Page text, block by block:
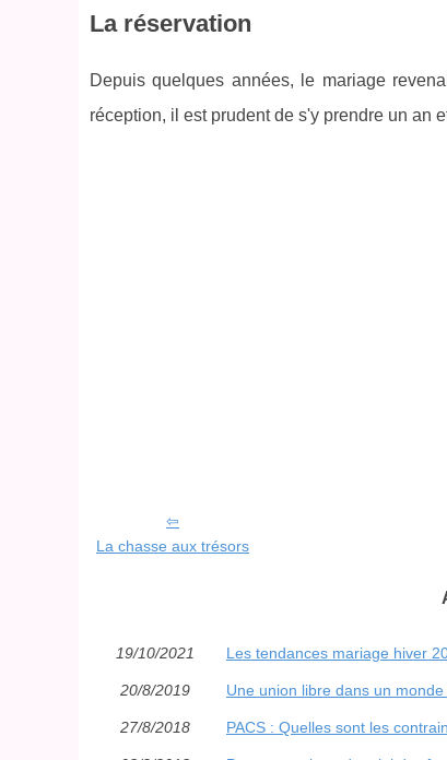
La réservation
Depuis quelques années, le mariage
réception, il est prudent de s'y prendre un an
La chasse aux trésors
19/10/2021 Les tendances mariage hiver
20/8/2019 Une union libre dans un
27/8/2018 PACS : Quelles sont les